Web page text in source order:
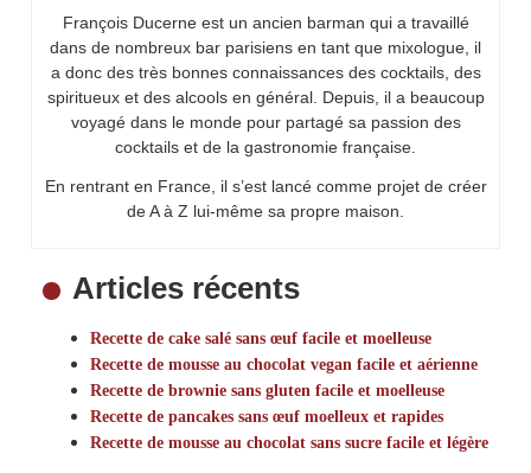
François Ducerne est un ancien barman qui a travaillé
dans de nombreux bar parisiens en tant que mixologue, il
a donc des très bonnes connaissances des cocktails, des
spiritueux et des alcools en général. Depuis, il a beaucoup
voyagé dans le monde pour partagé sa passion des
cocktails et de la gastronomie française.
En rentrant en France, il s’est lancé comme projet de créer
de A à Z lui-même sa propre maison.
Articles récents
Recette de cake salé sans œuf facile et moelleuse
Recette de mousse au chocolat vegan facile et aérienne
Recette de brownie sans gluten facile et moelleuse
Recette de pancakes sans œuf moelleux et rapides
Recette de mousse au chocolat sans sucre facile et légère